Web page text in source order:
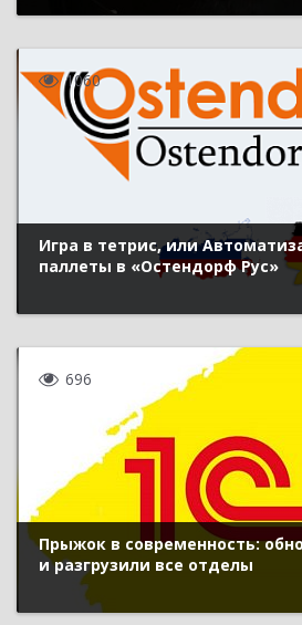
1060
Игра в тетрис, или
паллеты в «Остендорф Рус»
696
Прыжок в современность:
и разгрузили все отделы